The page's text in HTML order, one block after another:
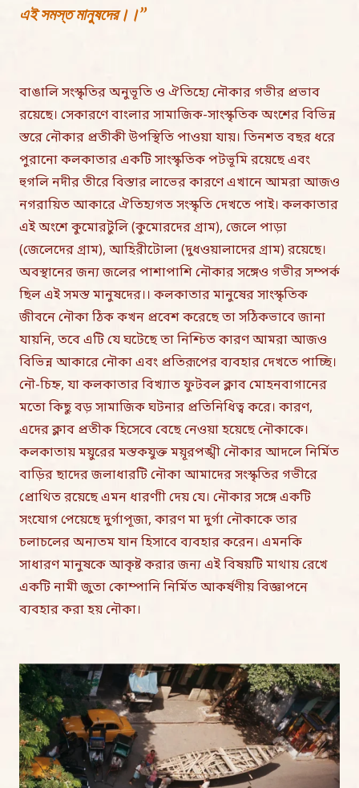
এই সমস্ত মানুষদের।।”
বাঙালি সংস্কৃতির অনুভূতি ও ঐতিহ্যে নৌকার গভীর প্রভাব
রয়েছে। সেকারণে বাংলার সামাজিক-সাংস্কৃতিক অংশের বিভিন্ন
স্তরে নৌকার প্রতীকী উপস্থিতি পাওয়া যায়। তিনশত বছর ধরে
পুরানো কলকাতার একটি সাংস্কৃতিক পটভূমি রয়েছে এবং
হুগলি নদীর তীরে বিস্তার লাভের কারণে এখানে আমরা আজও
নগরায়িত আকারে ঐতিহ্যগত সংস্কৃতি দেখতে পাই। কলকাতার
এই অংশে কুমোরটুলি (কুমোরদের গ্রাম), জেলে পাড়া
(জেলেদের গ্রাম), আহিরীটোলা (দুধওয়ালাদের গ্রাম) রয়েছে।
অবস্থানের জন্য জলের পাশাপাশি নৌকার সঙ্গেও গভীর সম্পর্ক
ছিল এই সমস্ত মানুষদের।। কলকাতার মানুষের সাংস্কৃতিক
জীবনে নৌকা ঠিক কখন প্রবেশ করেছে তা সঠিকভাবে জানা
যায়নি, তবে এটি যে ঘটেছে তা নিশ্চিত কারণ আমরা আজও
বিভিন্ন আকারে নৌকা এবং প্রতিরূপের ব্যবহার দেখতে পাচ্ছি।
নৌ-চিহ্ন, যা কলকাতার বিখ্যাত ফুটবল ক্লাব মোহনবাগানের
মতো কিছু বড় সামাজিক ঘটনার প্রতিনিধিত্ব করে। কারণ,
এদের ক্লাব প্রতীক হিসেবে বেছে নেওয়া হয়েছে নৌকাকে।
কলকাতায় ময়ুরের মস্তকযুক্ত ময়ূরপঙ্খী নৌকার আদলে নির্মিত
বাড়ির ছাদের জলাধারটি নৌকা আমাদের সংস্কৃতির গভীরে
প্রোথিত রয়েছে এমন ধারণাী দেয় যে। নৌকার সঙ্গে একটি
সংযোগ পেয়েছে দুর্গাপূজা, কারণ মা দুর্গা নৌকাকে তার
চলাচলের অন্যতম যান হিসাবে ব্যবহার করেন। এমনকি
সাধারণ মানুষকে আকৃষ্ট করার জন্য এই বিষয়টি মাথায় রেখে
একটি নামী জুতা কোম্পানি নির্মিত আকর্ষণীয় বিজ্ঞাপনে
ব্যবহার করা হয় নৌকা।